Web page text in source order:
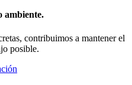
ambiente.
contribuimos a mantener el
posible.